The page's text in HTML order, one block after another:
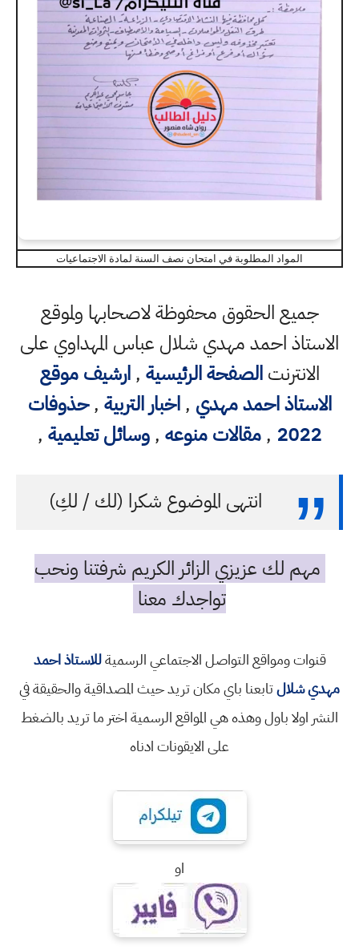
المواد المطلوبة في امتحان نصف السنة لمادة الاجتماعيات
جميع الحقوق محفوظة لاصحابها ولموقع
الاستاذ احمد مهدي شلال عباس المهداوي على
الانترنتالصفحة الرئيسية ,ارشيف موقع
الاستاذ احمد مهدي ,اخبار التربية ,حذوفات
2022
,مقالات منوعه ,وسائل تعليمية ,
انتهى الموضوع شكرا (لك / لكِ)
مهم لك عزيزي الزائر الكريم شرفتنا ونحب
تواجدك معنا
قنوات ومواقع التواصل الاجتماعي الرسميةللاستاذ احمد
مهدي شلالتابعنا باي مكان تريد حيث المصداقية والحقيقة في
النشر اولا باول وهذه هي المواقع الرسمية اختر ما تريد بالضغط
على الايقونات ادناه
او